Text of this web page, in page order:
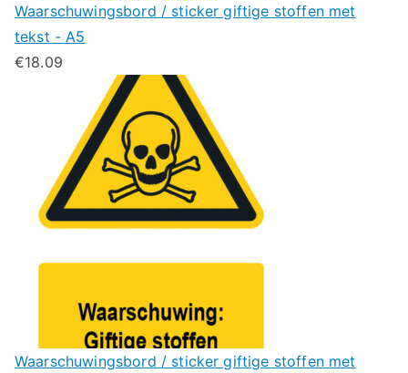
Waarschuwingsbord / sticker giftige stoffen met
tekst - A5
€18.09
Waarschuwingsbord / sticker giftige stoffen met